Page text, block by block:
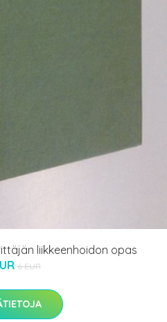
liikkeenhoidon opas
6 EUR